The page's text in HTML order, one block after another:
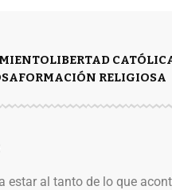
LIBERTAD
FORMACIÓN RELIGIOSA
estar al tanto de lo que